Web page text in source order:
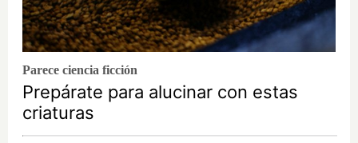
Parece ciencia ficción
Prepárate para alucinar con estas
criaturas